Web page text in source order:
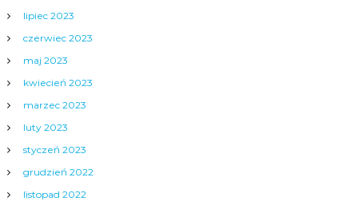
lipiec 2023
czerwiec 2023
maj 2023
kwiecień 2023
marzec 2023
luty 2023
styczeń 2023
grudzień 2022
listopad 2022